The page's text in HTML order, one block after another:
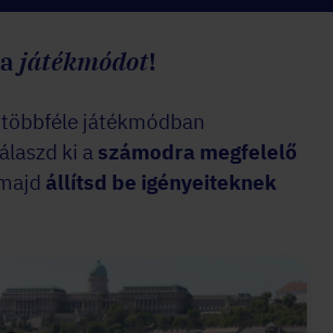
játékmódot!
játékmódban
ki a számodra megfelelő
állítsd be igényeiteknek